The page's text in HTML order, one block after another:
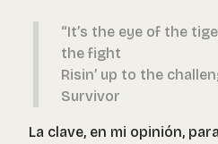
“It’s the eye of the
the fight
Risin’ up to the
Survivor
La clave, en mi opinión,